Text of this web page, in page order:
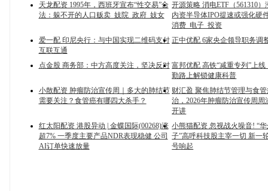
天龙配资 1995年，西班牙宣布“性交易”合
法：躲不开的人口贩卖_妓院_政府_妓女
开源策略 消电ETF（561310）
内资半导体IPO提速或强化硬
消费_电子_投资
爱一配 印尼央行：与中国实现二维码支付
互联互通
正中优配 6家央企领导职务调
点金股 商务部：中方高度关注，坚决反对 富邦优配 高铁“减重专列”上
勤路上解锁健康科普
小散配资 肿瘤防治宣传周｜多大的肺结节
需要关注？食管癌有哪四大杀手？
财汇盈 聚焦肺结节管理与食
治，2026年肿瘤防治宣传周周
开讲
红太阳配资 港股异动 | 金蝶国际(00268)涨
超7% 一季度主要产品NDR表现稳健 公司
AI订单快速放量
小熊猫配资 忽视战火噪音! “
子”高呼科技股主宰一切 新一
号响起